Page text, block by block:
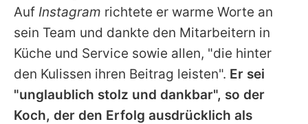
Auf Instagram richtete er warme Worte an
sein Team und dankte den Mitarbeitern in
Küche und Service sowie allen, "die hinter
den Kulissen ihren Beitrag leisten". Er sei
"unglaublich stolz und dankbar", so der
Koch, der den Erfolg ausdrücklich als